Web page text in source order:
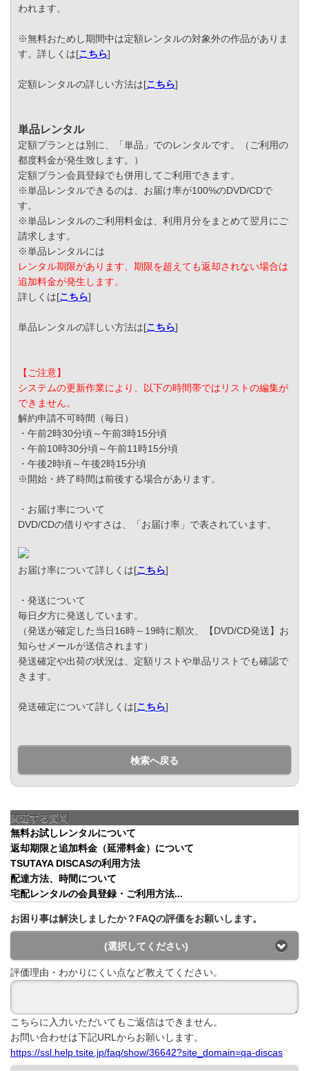
われます。
※無料おためし期間中は定額レンタルの対象外の作品がありま
す。詳しくは[こちら]
定額レンタルの詳しい方法は[こちら]
単品レンタル
定額プランとは別に、「単品」でのレンタルです。（ご利用の
都度料金が発生致します。）
定額プラン会員登録でも併用してご利用できます。
※単品レンタルできるのは、お届け率が100%のDVD/CDで
す。
※単品レンタルのご利用料金は、利用月分をまとめて翌月にご
請求します。
※単品レンタルには
レンタル期限があります、期限を超えても返却されない場合は
追加料金が発生します。
詳しくは[こちら]
単品レンタルの詳しい方法は[こちら]
【ご注意】
システムの更新作業により、以下の時間帯ではリストの編集が
できません。
解約申請不可時間（毎日）
・午前2時30分頃～午前3時15分頃
・午前10時30分頃～午前11時15分頃
・午後2時頃～午後2時15分頃
※開始・終了時間は前後する場合があります。
・お届け率について
DVD/CDの借りやすさは、「お届け率」で表されています。
お届け率について詳しくは[こちら]
・発送について
毎日夕方に発送しています。
（発送が確定した当日16時～19時に順次、【DVD/CD発送】お
知らせメールが送信されます）
発送確定や出荷の状況は、定額リストや単品リストでも確認で
きます。
発送確定について詳しくは[こちら]
検索へ戻る
関連する質問
無料お試しレンタルについて
返却期限と追加料金（延滞料金）について
TSUTAYA DISCASの利用方法
配達方法、時間について
宅配レンタルの会員登録・ご利用方法...
お困り事は解決しましたか？FAQの評価をお願いします。
(選択してください)
評価理由・わかりにくい点など教えてください。
こちらに入力いただいてもご返信はできません。
お問い合わせは下記URLからお願いします。
https://ssl.help.tsite.jp/faq/show/36642?site_domain=qa-discas